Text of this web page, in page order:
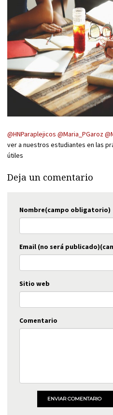
@HNParaplejicos @Maria_PGaroz
ver a nuestros estudiantes en las
útiles
Deja un comentario
Nombre(campo obligatorio)
Email (no será
Sitio web
Comentario
ENVIAR COMENTARIO